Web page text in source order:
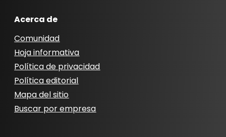
Acerca de
Comunidad
Hoja informativa
Política de privacidad
Política editorial
Mapa del sitio
Buscar por empresa